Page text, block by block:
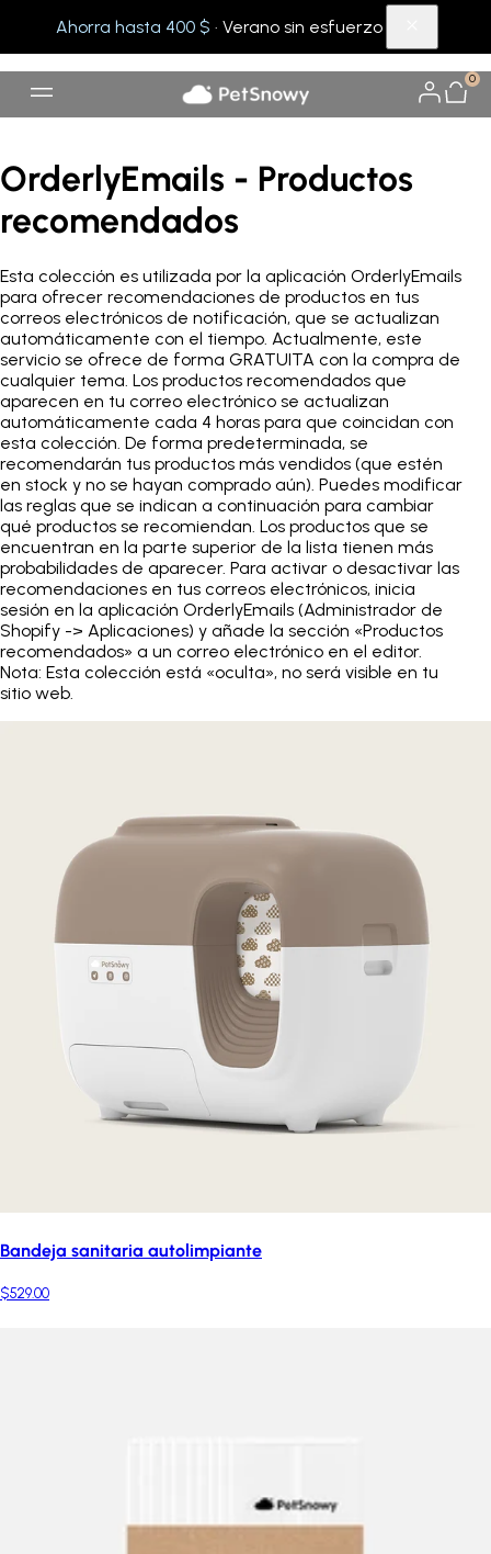
Ahorra hasta 400 $ · Verano sin esfuerzo
0
OrderlyEmails - Productos
recomendados
Esta colección es utilizada por la aplicación OrderlyEmails
para ofrecer recomendaciones de productos en tus
correos electrónicos de notificación, que se actualizan
automáticamente con el tiempo. Actualmente, este
servicio se ofrece de forma GRATUITA con la compra de
cualquier tema. Los productos recomendados que
aparecen en tu correo electrónico se actualizan
automáticamente cada 4 horas para que coincidan con
esta colección. De forma predeterminada, se
recomendarán tus productos más vendidos (que estén
en stock y no se hayan comprado aún). Puedes modificar
las reglas que se indican a continuación para cambiar
qué productos se recomiendan. Los productos que se
encuentran en la parte superior de la lista tienen más
probabilidades de aparecer. Para activar o desactivar las
recomendaciones en tus correos electrónicos, inicia
sesión en la aplicación OrderlyEmails (Administrador de
Shopify -> Aplicaciones) y añade la sección «Productos
recomendados» a un correo electrónico en el editor.
Nota: Esta colección está «oculta», no será visible en tu
sitio web.
Bandeja sanitaria autolimpiante
$529.00